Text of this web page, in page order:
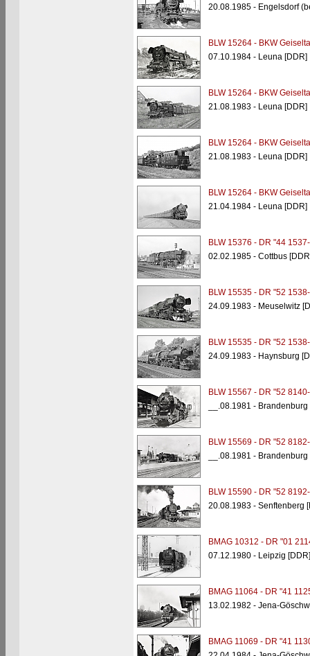
20.08.1985 - Engelsdorf
BLW 15264 - BKW
07.10.1984 - Leuna [DDR]
BLW 15264 - BKW
21.08.1983 - Leuna [DDR]
BLW 15264 - BKW
21.08.1983 - Leuna [DDR]
BLW 15264 - BKW
21.04.1984 - Leuna [DDR]
BLW 15376 - DR "44
02.02.1985 - Cottbus
BLW 15535 - DR "52
24.09.1983 - Meuselwitz
BLW 15535 - DR "52
24.09.1983 - Haynsburg
BLW 15567 - DR "52
__.08.1981 - Brandenburg
BLW 15569 - DR "52
__.08.1981 - Brandenburg
BLW 15590 - DR "52
20.08.1983 - Senftenberg
BMAG 10312 - DR "01
07.12.1980 - Leipzig [DDR]
BMAG 11064 - DR "41
13.02.1982 - Jena-
BMAG 11069 - DR "41